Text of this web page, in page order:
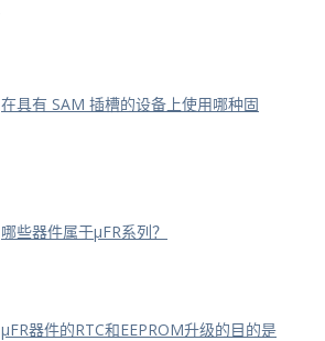
在具有 SAM 插槽的设备上使用哪种固
哪些器件属于μFR系列？
μFR器件的RTC和EEPROM升级的目的是